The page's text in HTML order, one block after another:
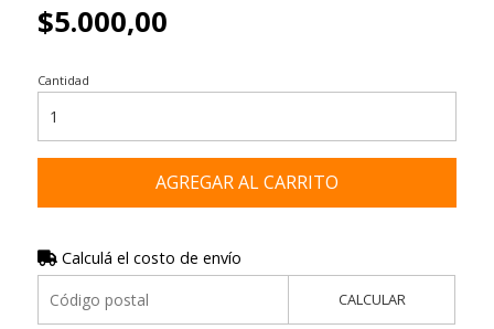
$5.000,00
Cantidad
AGREGAR AL CARRITO
Calculá el costo de envío
CALCULAR